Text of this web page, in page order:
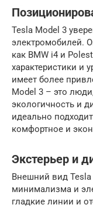
Tesla Model 3
электромобилей.
как BMW i4 и
характеристики и
имеет более
Model 3 – это
экологичность и
идеально
комфортное и
Экстерьер и
Внешний вид Tesla
минимализма и
гладкие линии и